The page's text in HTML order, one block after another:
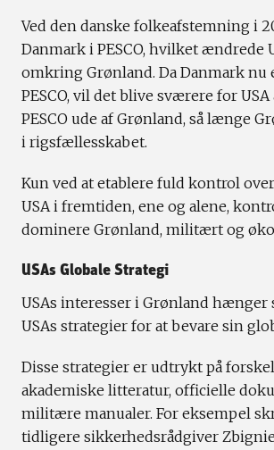
Ved den danske folkeafstemning i
Danmark i PESCO, hvilket ændrede
omkring Grønland. Da Danmark nu
PESCO, vil det blive sværere for
PESCO ude af Grønland, så længe
i rigsfællesskabet.
Kun ved at etablere fuld kontrol
USA i fremtiden, ene og alene,
dominere Grønland, militært og
USAs Globale Strategi
USAs interesser i Grønland hænger
USAs strategier for at bevare sin
Disse strategier er udtrykt på
akademiske litteratur, officielle
militære manualer. For eksempel
tidligere sikkerhedsrådgiver